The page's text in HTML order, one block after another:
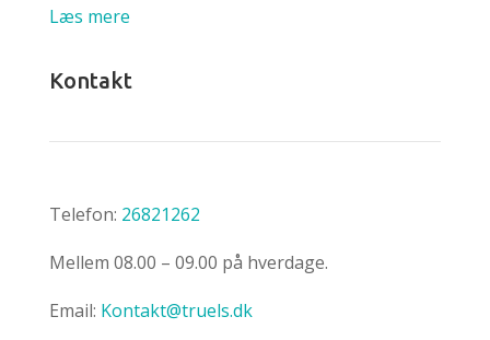
Læs mere
Kontakt
Telefon: 26821262
Mellem 08.00 – 09.00 på hverdage.
Email: Kontakt@truels.dk